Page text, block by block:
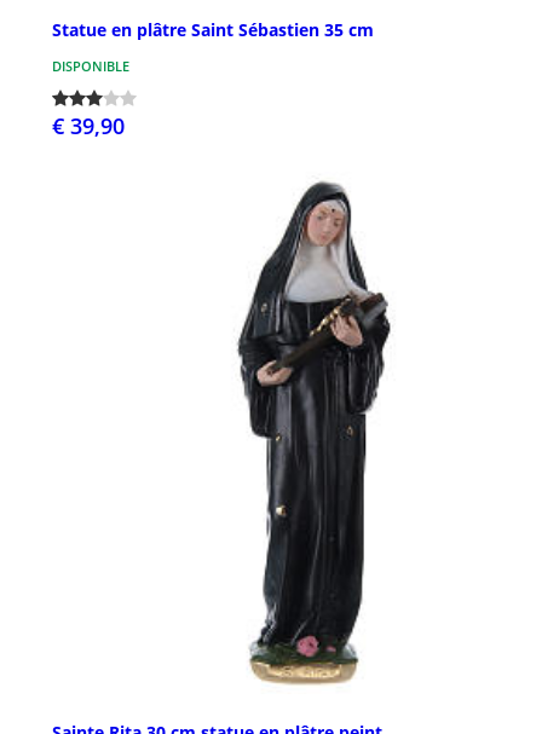
Statue en plâtre Saint Sébastien 35 cm
DISPONIBLE
€ 39,90